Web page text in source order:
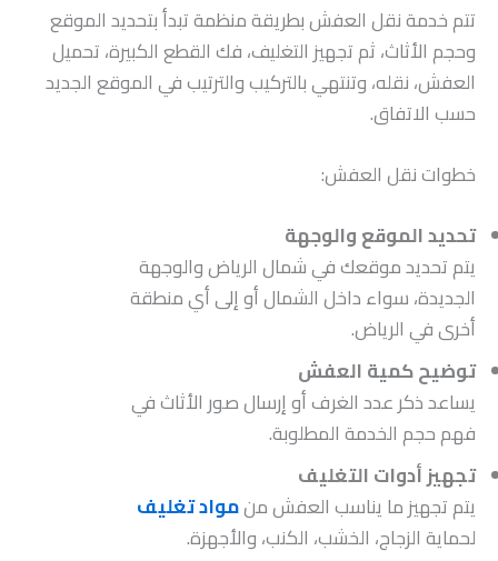
تتم خدمة نقل العفش بطريقة منظمة تبدأ بتحديد الموقع
وحجم الأثاث، ثم تجهيز التغليف، فك القطع الكبيرة، تحميل
العفش، نقله، وتنتهي بالتركيب والترتيب في الموقع الجديد
حسب الاتفاق.
خطوات نقل العفش:
تحديد الموقع والوجهة
يتم تحديد موقعك في شمال الرياض والوجهة
الجديدة، سواء داخل الشمال أو إلى أي منطقة
أخرى في الرياض.
توضيح كمية العفش
يساعد ذكر عدد الغرف أو إرسال صور الأثاث في
فهم حجم الخدمة المطلوبة.
تجهيز أدوات التغليف
يتم تجهيز ما يناسب العفش منمواد تغليف
لحماية الزجاج، الخشب، الكنب، والأجهزة.